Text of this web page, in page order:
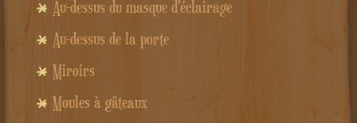
Au-dessus du masque d'éclairage
Au-dessus de la porte
Miroirs
Moules à gâteaux